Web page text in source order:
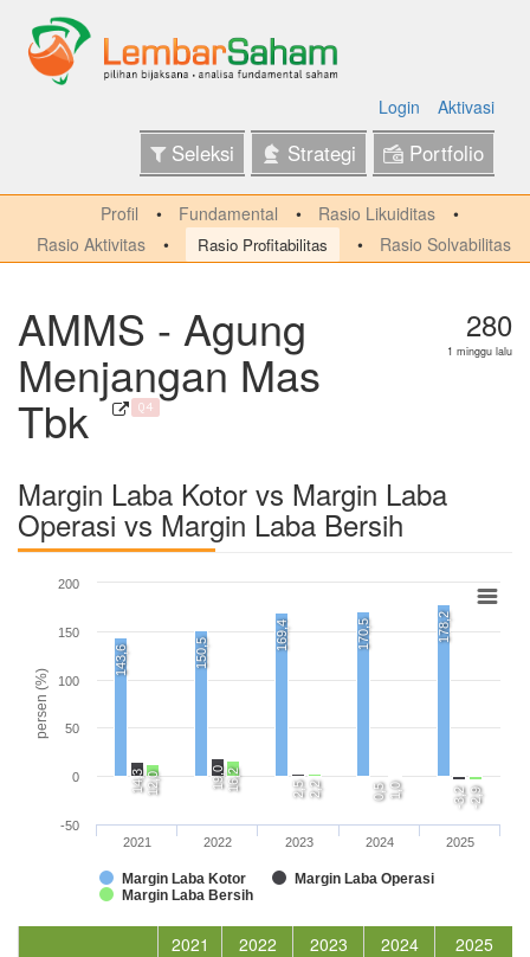
Login Aktivasi
Seleksi Strategi Portfolio
Profil Fundamental
Rasio Likuiditas
Rasio Aktivitas
Rasio Profitabilitas Rasio Solvabilitas
AMMS - Agung
Menjangan Mas
Tbk Q4
280
1 minggu lalu
Margin Laba Kotor vs Margin Laba
Operasi vs Margin Laba Bersih
persen (%)
143,6 150,5
169,4 170,5 178,2
14,3 19,0 2,5 0,5 -3,2
12,0 16,2 2,2 1,0 -2,9
Margin Laba Kotor
Margin Laba Operasi
Margin Laba Bersih
2021 2022 2023 2024 2025
-50
0
50
100
150
200
2021 2022 2023 2024
2025